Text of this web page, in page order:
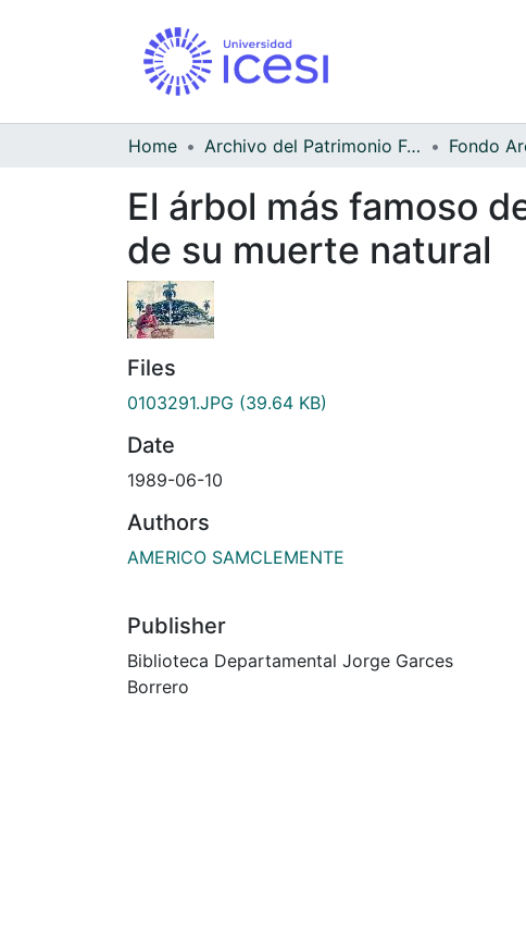
Home Archivo del Patrimonio Fotográfico y Fílmico del Valle del Cauca
El árbol más famoso
de su muerte natural
Files
0103291.JPG (39.64 KB)
Date
1989-06-10
Authors
AMERICO SAMCLEMENTE
Publisher
Biblioteca Departamental Jorge Garces
Borrero